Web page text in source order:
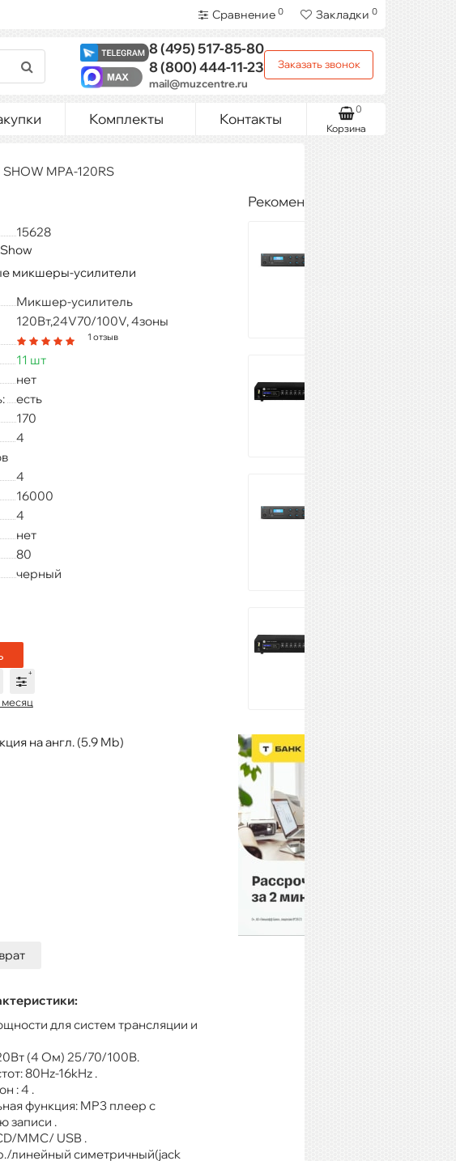
Сравнение 0 Закладки 0
8 (495)517-85-80
8 (800)444-11-23
mail@muzcentre.ru
Заказать звонок
Комплекты Контакты
Корзина
0
SHOW MPA-120RS
15628
микшеры-усилители
Микшер-усилитель
120Вт,24V70/100V, 4зоны
1 отзыв
11 шт
нет
есть
170
4
4
16000
4
нет
80
черный
на англ. (5.9 Mb)
для систем трансляции и
(4 Ом) 25/70/100В.
80Hz-16kHz .
: 4 .
функция: MP3 плеер с
записи .
MMC/ USB .
линейный симетричный(jack
Рекомендуемые товары